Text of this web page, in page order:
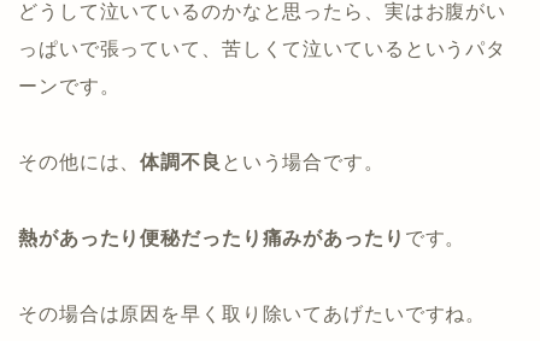
どうして泣いているのかなと思ったら、実はお腹がい
っぱいで張っていて、苦しくて泣いているというパタ
ーンです。
その他には、体調不良 という場合です。
熱があったり便秘だったり痛みがあったり です。
その場合は原因を早く取り除いてあげたいですね。